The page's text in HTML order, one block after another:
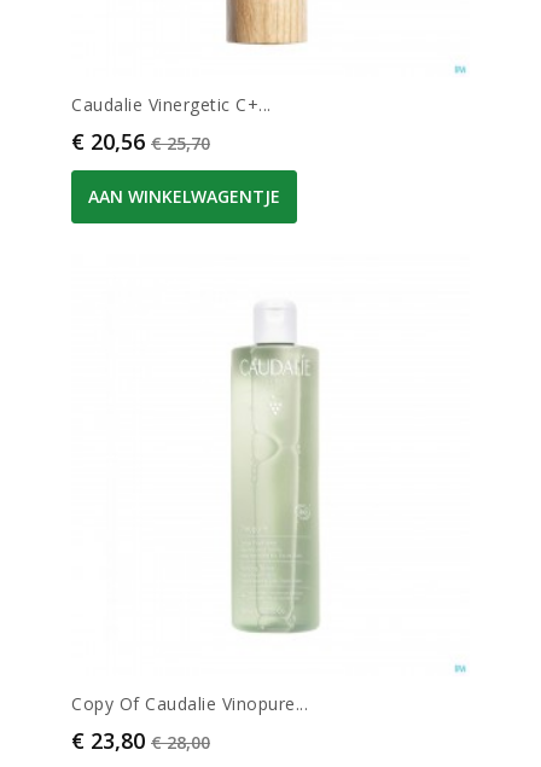
Caudalie Vinergetic C+...
Prijs
€ 20,56 Normale prijs
€ 25,70
AAN WINKELWAGENTJE
Copy Of Caudalie Vinopure...
Prijs
€ 23,80 Normale prijs
€ 28,00